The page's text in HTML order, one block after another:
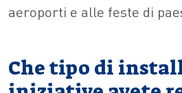
aeroporti e alle feste di
Che tipo di